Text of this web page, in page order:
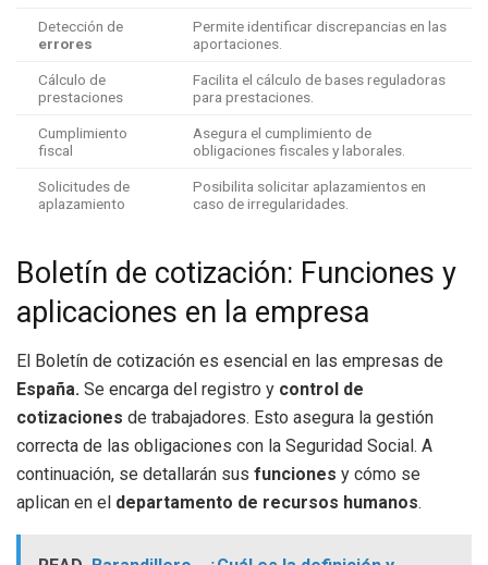
Detección de
errores
Permite identificar discrepancias en las
aportaciones.
Cálculo de
prestaciones
Facilita el cálculo de bases reguladoras
para prestaciones.
Cumplimiento
fiscal
Asegura el cumplimiento de
obligaciones fiscales y laborales.
Solicitudes de
aplazamiento
Posibilita solicitar aplazamientos en
caso de irregularidades.
Boletín de cotización: Funciones y
aplicaciones en la empresa
El Boletín de cotización es esencial en las empresas de
España. Se encarga del registro y control de
cotizaciones de trabajadores. Esto asegura la gestión
correcta de las obligaciones con la Seguridad Social. A
continuación, se detallarán sus funciones y cómo se
aplican en el departamento de recursos humanos.